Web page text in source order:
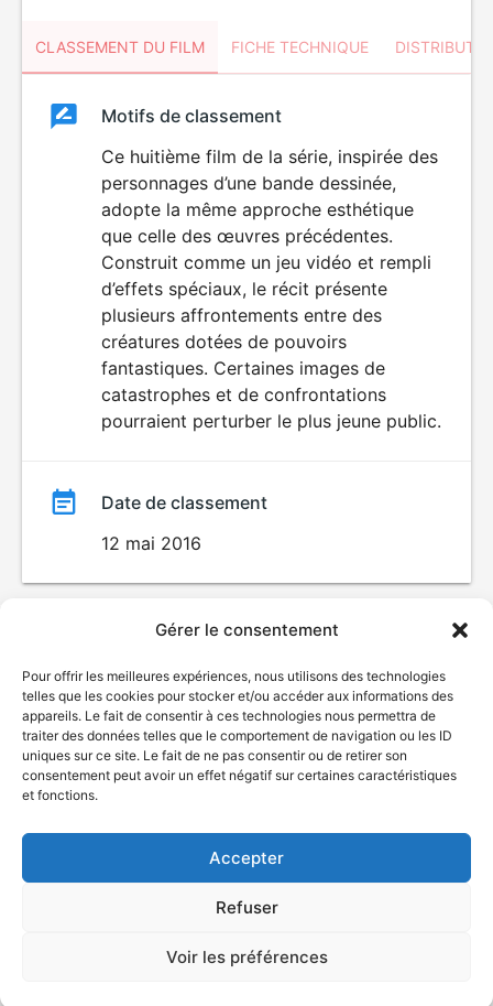
Gérer le consentement
Pour offrir les meilleures expériences, nous utilisons des technologies
telles que les cookies pour stocker et/ou accéder aux informations des
appareils. Le fait de consentir à ces technologies nous permettra de
traiter des données telles que le comportement de navigation ou les ID
uniques sur ce site. Le fait de ne pas consentir ou de retirer son
consentement peut avoir un effet négatif sur certaines caractéristiques
et fonctions.
Accepter
Refuser
Voir les préférences
CLASSEMENT DU FILM FICHE TECHNIQUE
ClassementClassement
DÉCONSEILLÉ
AUX JEUNES
ENFANTS
Motifs de classement
Ce huitième film de la série, inspirée des
personnages d’une bande dessinée,
adopte la même approche esthétique
que celle des œuvres précédentes.
Construit comme un jeu vidéo et rempli
d’effets spéciaux, le récit présente
plusieurs affrontements entre des
créatures dotées de pouvoirs
fantastiques. Certaines images de
catastrophes et de confrontations
pourraient perturber le plus jeune public.
Date de classement
12 mai 2016
© Gouvernement du Québec, 2026
Plan du site
Accessibilité
Accès à l'information
Déclaration de services